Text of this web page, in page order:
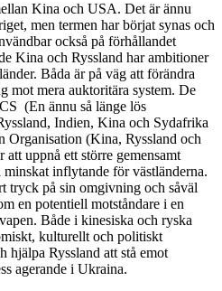
Kina och USA. Det är ännu
men termen har börjat synas och
också på förhållandet
Kina och Ryssland har ambitioner
Båda är på väg att förändra
mot mera auktoritära system. De
(En ännu så länge lös
Indien, Kina och Sydafrika
Organisation (Kina, Ryssland och
att uppnå ett större gemensamt
inflytande för västländerna.
tryck på sin omgivning och såväl
en potentiell motståndare i en
Både i kinesiska och ryska
kulturellt och politiskt
hjälpa Ryssland att stå emot
agerande i Ukraina.